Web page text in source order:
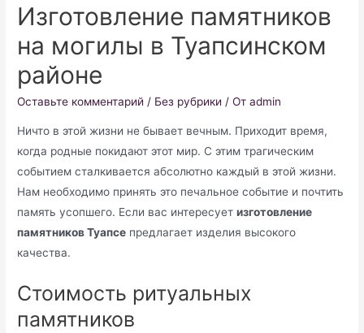
Изготовление памятников
на могилы в Туапсинском
районе
Оставьте комментарий / Без рубрики / От admin
Ничто в этой жизни не бывает вечным. Приходит время,
когда родные покидают этот мир. С этим трагическим
событием сталкивается абсолютно каждый в этой жизни.
Нам необходимо принять это печальное событие и почтить
память усопшего. Если вас интересуетизготовление
памятников Туапсе предлагает изделия высокого
качества.
Стоимость ритуальных
памятников